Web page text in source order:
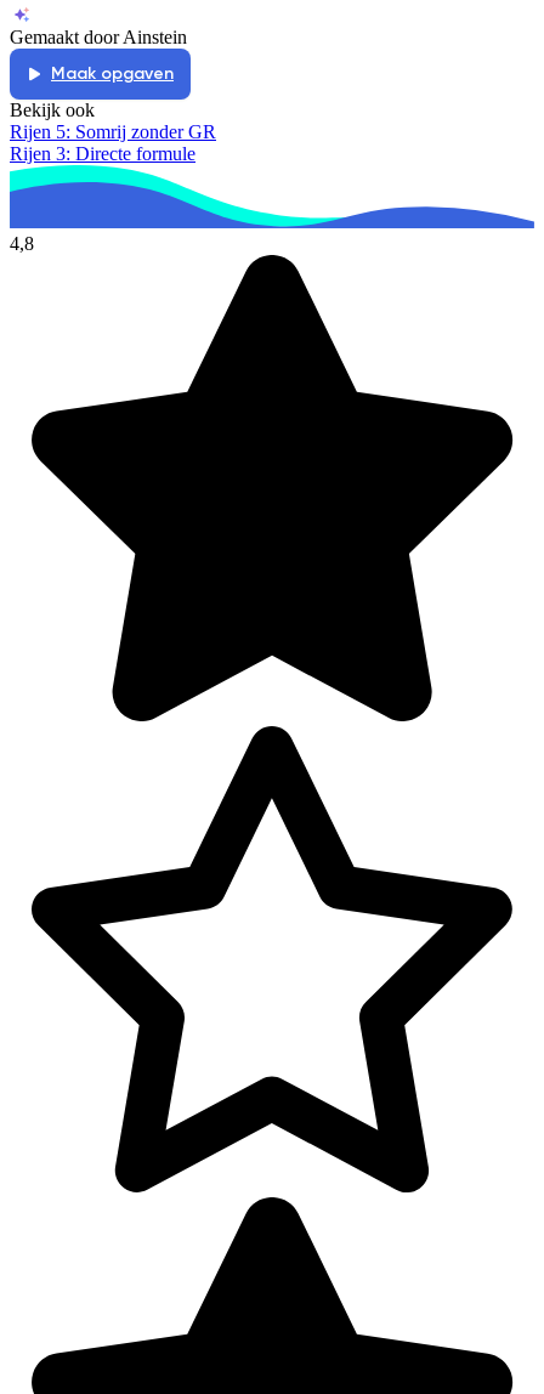
Gemaakt door Ainstein
Maak opgaven
Bekijk ook
Rijen 5: Somrij zonder GR
Rijen 3: Directe formule
4,8